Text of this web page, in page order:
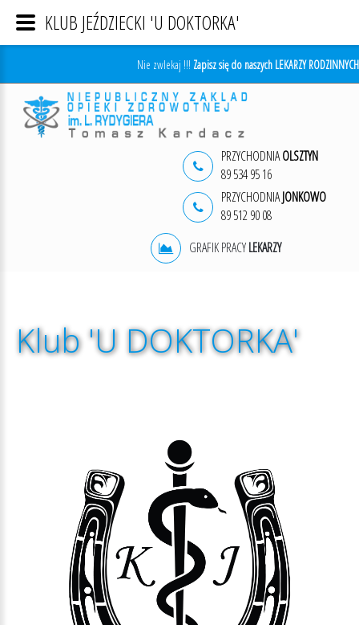
Nie zwlekaj !!! Zapisz się do naszych LEKARZY RODZINNYCH
PRZYCHODNIAOLSZTYN
89 534 95 16
PRZYCHODNIAJONKOWO
89 512 90 08
GRAFIK PRACYLEKARZY
Klub 'U DOKTORKA'
KLUB JEŹDZIECKI 'U DOKTORKA'